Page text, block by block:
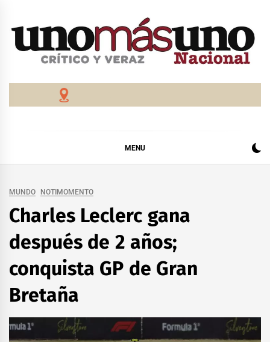
MENU
MUNDO NOTIMOMENTO
Charles Leclerc gana
después de 2 años;
conquista GP de Gran
Bretaña